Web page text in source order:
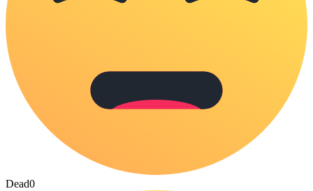
Dead0